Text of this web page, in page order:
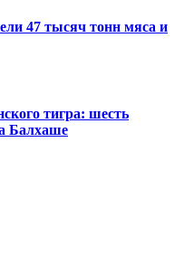
47 тысяч тонн мяса и
тигра: шесть
Балхаше